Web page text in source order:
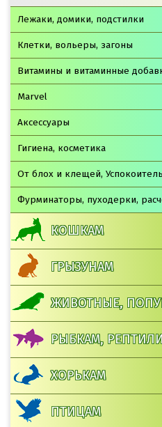
Лежаки, домики, подстилки
Клетки, вольеры, загоны
Витамины и витаминные
Marvel
Аксессуары
Гигиена, косметика
От блох и клещей,
Фурминаторы, пуходерки,
КОШКАМ
ГРЫЗУНАМ
ЖИВОТНЫЕ,
РЫБКАМ,
ХОРЬКАМ
ПТИЦАМ